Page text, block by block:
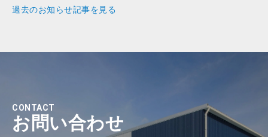
過去のお知らせ記事を見る
CONTACT
お問い合わせ